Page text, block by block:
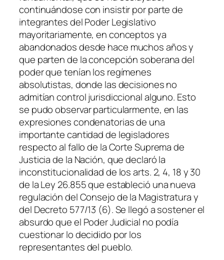
continuándose con insistir por parte de
integrantes del Poder Legislativo
mayoritariamente, en conceptos ya
abandonados desde hace muchos años y
que parten de la concepción soberana del
poder que tenían los regímenes
absolutistas, donde las decisiones no
admitían control jurisdiccional alguno. Esto
se pudo observar particularmente, en las
expresiones condenatorias de una
importante cantidad de legisladores
respecto al fallo de la Corte Suprema de
Justicia de la Nación, que declaró la
inconstitucionalidad de los arts. 2, 4, 18 y 30
de la Ley 26.855 que estableció una nueva
regulación del Consejo de la Magistratura y
del Decreto 577/13 (6). Se llegó a sostener el
absurdo que el Poder Judicial no podía
cuestionar lo decidido por los
representantes del pueblo.